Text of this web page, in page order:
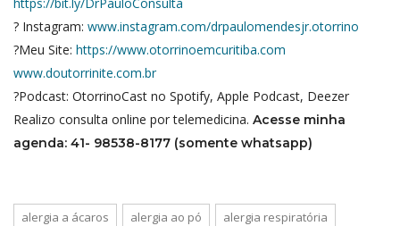
? Instagram: www.instagram.com/drpaulomendesjr.otorrino
?Meu Site: https://www.otorrinoemcuritiba.com
www.doutorrinite.com.br
?Podcast: OtorrinoCast no Spotify, Apple Podcast, Deezer
Realizo consulta online por telemedicina. Acesse minha
agenda: 41- 98538-8177 (somente whatsapp)
alergia a ácaros alergia ao pó alergia respiratória